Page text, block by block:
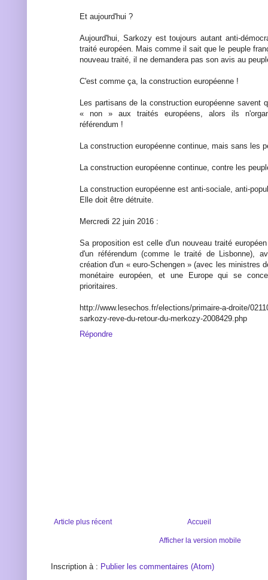
Et aujourd'hui ?
Aujourd'hui, Sarkozy est toujours autant anti-
traité européen. Mais comme il sait que le peuple
nouveau traité, il ne demandera pas son avis au
C'est comme ça, la construction européenne !
Les partisans de la construction européenne savent
« non » aux traités européens, alors ils
référendum !
La construction européenne continue, mais sans les
La construction européenne continue, contre les
La construction européenne est anti-sociale, anti-
Elle doit être détruite.
Mercredi 22 juin 2016 :
Sa proposition est celle d'un nouveau traité
d'un référendum (comme le traité de Lisbonne),
création d'un « euro-Schengen » (avec les ministres
monétaire européen, et une Europe qui se
prioritaires.
http://www.lesechos.fr/elections/primaire-a-droite/
sarkozy-reve-du-retour-du-merkozy-2008429.php
Répondre
Article plus récent Accueil
Afficher la version mobile
Inscription à : Publier les commentaires (Atom)